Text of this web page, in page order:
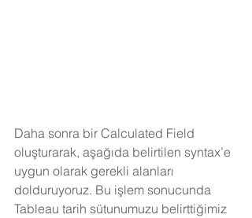
Daha sonra bir Calculated Field
oluşturarak, aşağıda belirtilen syntax’e
uygun olarak gerekli alanları
dolduruyoruz. Bu işlem sonucunda
Tableau tarih sütunumuzu belirttiğimiz